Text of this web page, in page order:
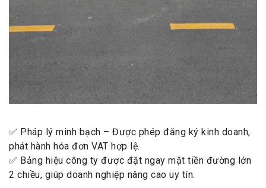
✅ Pháp lý minh bạch – Được phép đăng ký kinh doanh,
phát hành hóa đơn VAT hợp lệ.
✅ Bảng hiệu công ty được đặt ngay mặt tiền đường lớn
2 chiều, giúp doanh nghiệp nâng cao uy tín.